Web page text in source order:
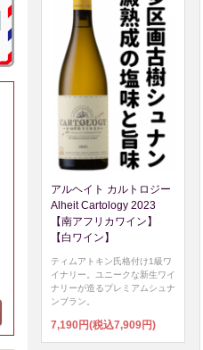
アルヘイト カルトロジー
Alheit Cartology 2023
【南アフリカワイン】
【白ワイン】
ティムアトキン氏格付け1級ワ
イナリー。ユニークな新生ワイ
ナリーが造るプレミアムシュナ
ンブラン。
7,190円(税込7,909円)